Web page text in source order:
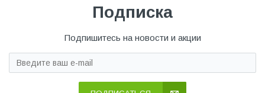
Подписка
Подпишитесь на новости и акции